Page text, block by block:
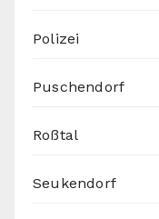
Polizei
Puschendorf
Roßtal
Seukendorf